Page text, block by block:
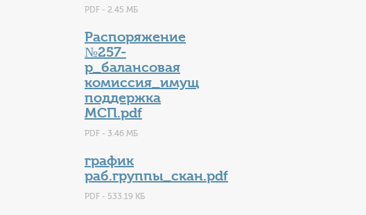
PDF - 2.45 МБ
Распоряжение
№257-
р_балансовая
комиссия_имущ
поддержка
МСП.pdf
PDF - 3.46 МБ
график
раб.группы_скан.pdf
PDF - 533.19 КБ